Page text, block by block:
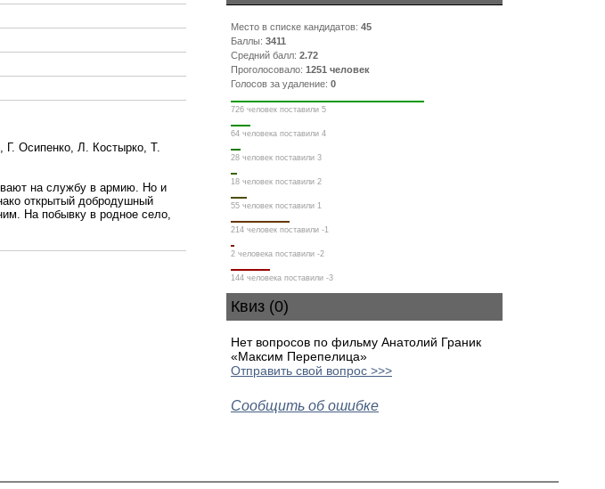
Г. Осипенко, Л. Костырко, Т.
на службу в армию. Но и
открытый добродушный
На побывку в родное село,
Место в списке кандидатов: 45
Баллы: 3411
Средний балл: 2.72
Проголосовало: 1251 человек
Голосов за удаление: 0
726 человек поставили 5
64 человека поставили 4
28 человек поставили 3
18 человек поставили 2
55 человек поставили 1
214 человек поставили -1
2 человека поставили -2
144 человека поставили -3
Квиз (0)
Нет вопросов по фильму Анатолий Граник
«Максим Перепелица»
Отправить свой вопрос >>>
Сообщить об ошибке